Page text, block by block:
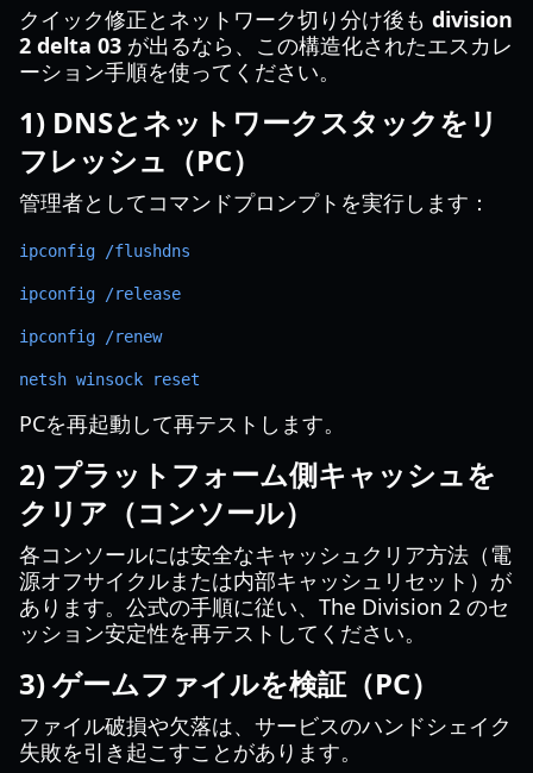
クイック修正とネットワーク切り分け後も division
2 delta 03 が出るなら、この構造化されたエスカレ
ーション手順を使ってください。
1) DNSとネットワークスタックをリ
フレッシュ（PC）
管理者としてコマンドプロンプトを実行します：
ipconfig /flushdns
ipconfig /release
ipconfig /renew
netsh winsock reset
PCを再起動して再テストします。
2) プラットフォーム側キャッシュを
クリア（コンソール）
各コンソールには安全なキャッシュクリア方法（電
源オフサイクルまたは内部キャッシュリセット）が
あります。公式の手順に従い、The Division 2 のセ
ッション安定性を再テストしてください。
3) ゲームファイルを検証（PC）
ファイル破損や欠落は、サービスのハンドシェイク
失敗を引き起こすことがあります。